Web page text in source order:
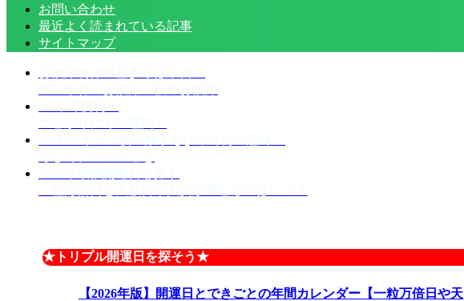
お問い合わせ
最近よく読まれている記事
サイトマップ
★トリプル開運日を探そう★
【2026年版】開運日とできごとの年間カレンダー【一粒万倍日や天